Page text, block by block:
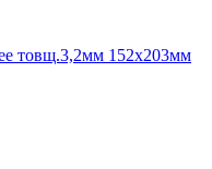
товщ.3,2мм 152х203мм